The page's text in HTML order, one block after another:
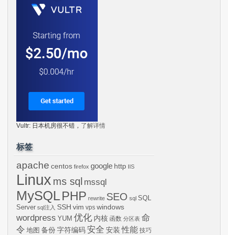
Vultr: 日本机房很不错， 了解详情
标签
apache centos firefox google http IIS
Linux ms sql mssql
MySQLPHP rewrite SEO sql SQL
Server sql注入 SSH vim vps windows
wordpress YUM 优化 内核 函数 分区表 命
令 地图 备份 字符编码 安全 安装 性能 技巧